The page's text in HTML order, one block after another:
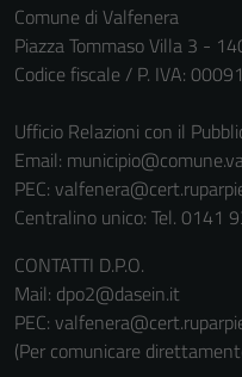
Comune di Valfenera
Piazza Tommaso Villa 3 -
Codice fiscale / P. IVA:
Ufficio Relazioni con il
Email:
PEC:
Centralino unico: Tel. 0141
CONTATTI D.P.O.
Mail: dpo2@dasein.it
PEC:
(Per comunicare